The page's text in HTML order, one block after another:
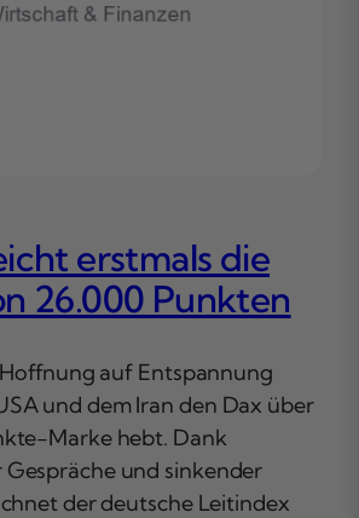
erstmals die
26.000 Punkten
auf Entspannung
und dem Iran den Dax über
Marke hebt. Dank
und sinkender
der deutsche Leitindex